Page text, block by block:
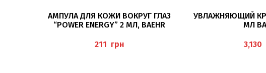
ПОДРОБНЕЕ
АМПУЛА ДЛЯ КОЖИ ВОКРУГ ГЛАЗ
“POWER ENERGY” 2 МЛ, BAEHR
грн
В
УВЛАЖНЯЮЩИЙ
МЛ